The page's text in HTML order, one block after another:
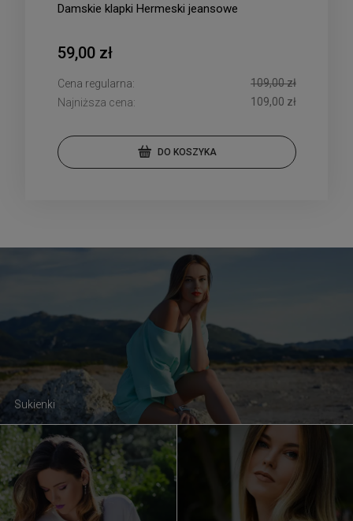
Damskie klapki Hermeski jeansowe
59,00 zł
Cena regularna:
109,00 zł
Najniższa cena:
109,00 zł
DO KOSZYKA
Sukienki